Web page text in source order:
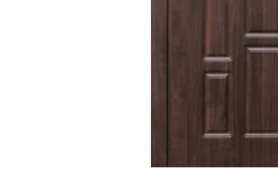
+380 (95)